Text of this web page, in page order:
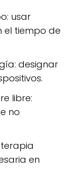
usar
el tiempo de
designar
libre:
no
en